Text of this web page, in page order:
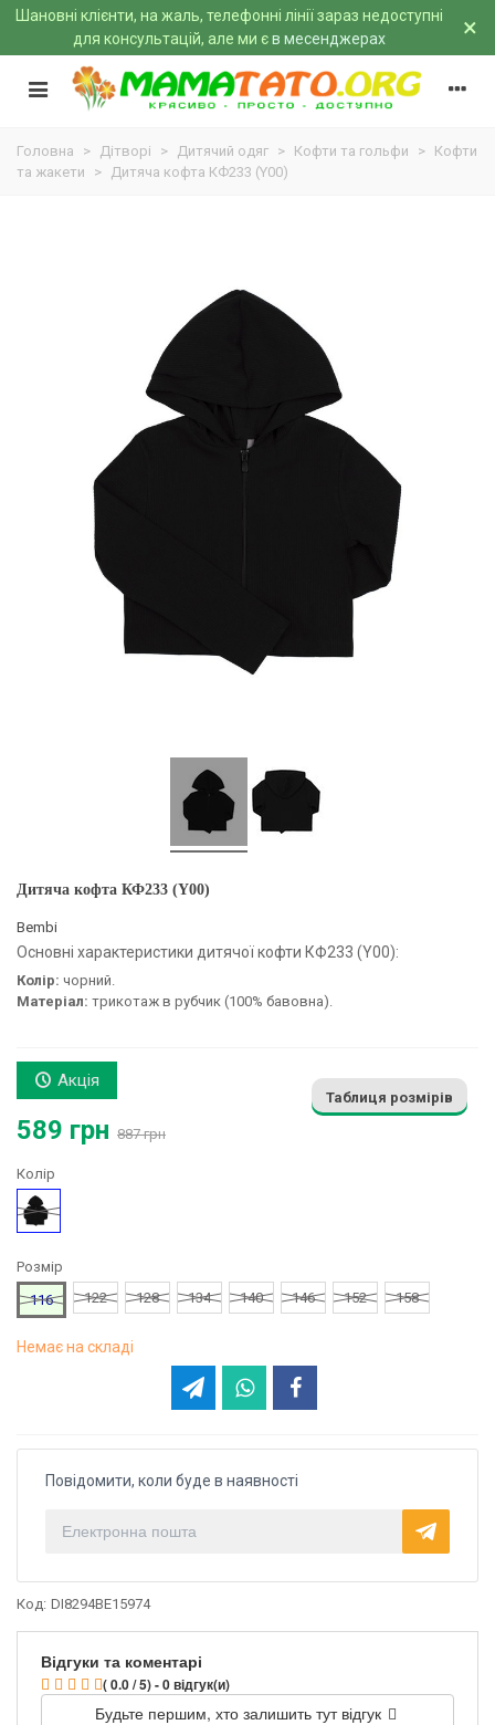
Шановні клієнти, на жаль, телефонні лінії зараз недоступні
для консультацій, але ми єв месенджерах ×
Головна > Дітворі > Дитячий одяг > Кофти та гольфи > Кофти
та жакети
> Дитяча кофта КФ233 (Y00)
Дитяча кофта КФ233 (Y00)
Bembi
Основні характеристики дитячої кофти КФ233 (Y00):
Колір: чорний.
Матеріал: трикотаж в рубчик (100% бавовна).
Акція
589 грн 887 грн
Таблиця розмірів
Колір
Чорний
Розмір
116
122 128 134 140 146 152 158
Немає на складі
Повідомити, коли буде в наявності
Код: DI8294BE15974
Відгуки та коментарі
( 0.0 / 5) - 0 відгук(и)
Будьте першим, хто залишить тут відгук